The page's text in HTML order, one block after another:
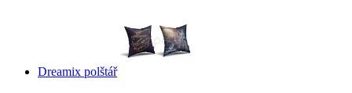
Dreamix polštář